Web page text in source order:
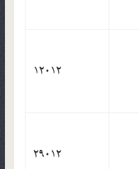
12012
29012